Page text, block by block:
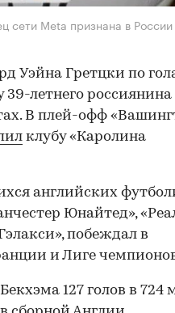
сети Meta признана в России
Уэйна Гретцки по
39-летнего россиянина
В плей-офф
клубу «Каролина
английских
Юнайтед»,
побеждал в
и Лиге
127 голов в 724